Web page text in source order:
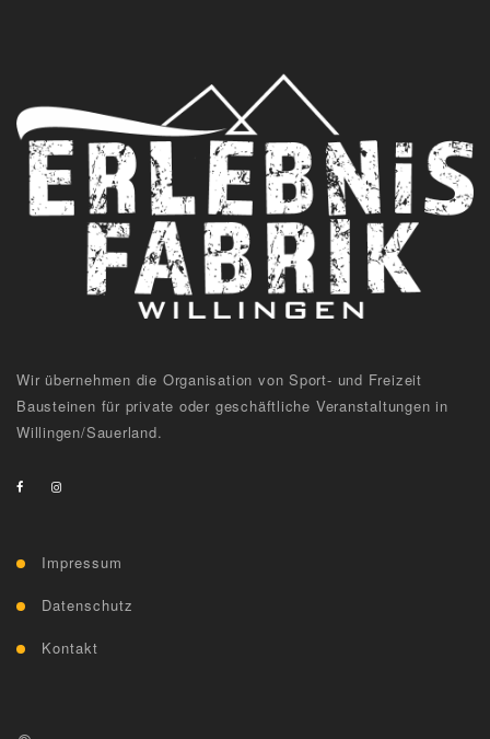
Wir übernehmen die Organisation von Sport- und Freizeit
Bausteinen für private oder geschäftliche Veranstaltungen in
Willingen/Sauerland.
Impressum
Datenschutz
Kontakt